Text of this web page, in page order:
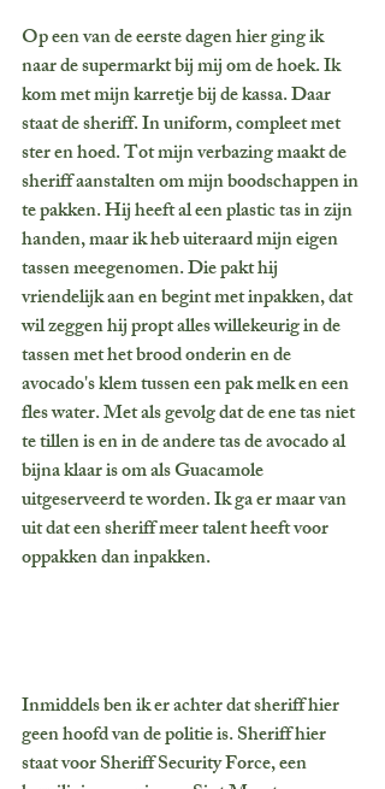
Op een van de eerste dagen hier ging ik
naar de supermarkt bij mij om de hoek. Ik
kom met mijn karretje bij de kassa. Daar
staat de sheriff. In uniform, compleet met
ster en hoed. Tot mijn verbazing maakt de
sheriff aanstalten om mijn boodschappen in
te pakken. Hij heeft al een plastic tas in zijn
handen, maar ik heb uiteraard mijn eigen
tassen meegenomen. Die pakt hij
vriendelijk aan en begint met inpakken, dat
wil zeggen hij propt alles willekeurig in de
tassen met het brood onderin en de
avocado's klem tussen een pak melk en een
fles water. Met als gevolg dat de ene tas niet
te tillen is en in de andere tas de avocado al
bijna klaar is om als Guacamole
uitgeserveerd te worden. Ik ga er maar van
uit dat een sheriff meer talent heeft voor
oppakken dan inpakken.
Inmiddels ben ik er achter dat sheriff hier
geen hoofd van de politie is. Sheriff hier
staat voor Sheriff Security Force, een